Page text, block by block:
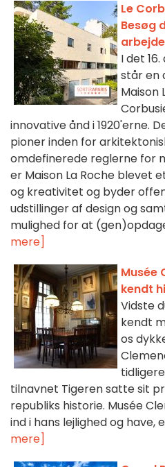
Le
Besøg
I det
står en
Maison
innovative ånd i 1920'erne.
pioner inden for
omdefinerede reglerne for
er Maison La Roche blevet
og kreativitet og byder
udstillinger af design og
mulighed for at
mere]
Musée
kendt
Vidste
kendt
os
tilnavnet Tigeren satte sit
republiks historie. Musée
ind i hans lejlighed og have,
mere]